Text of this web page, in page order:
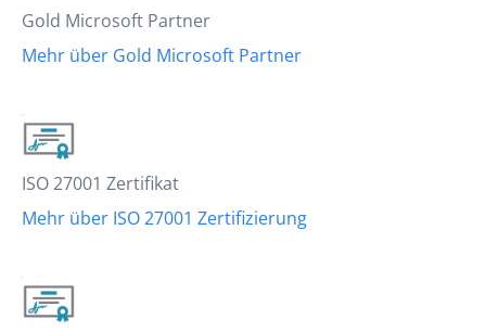
Gold Microsoft Partner
Mehr über Gold Microsoft Partner
ISO 27001 Zertifikat
Mehr über ISO 27001 Zertifizierung